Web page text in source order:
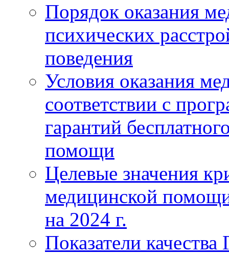
Порядок оказания
психических
поведения
Условия оказания
соответствии с
гарантий
помощи
Целевые значения
медицинской
на 2024 г.
Показатели